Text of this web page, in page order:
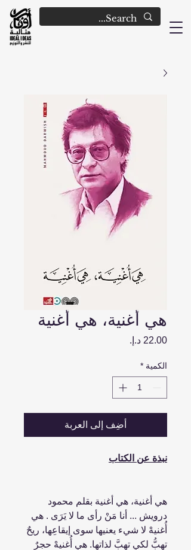
هي أغنية، هي أغنية
الكمية *
أضِف إلى العربة
نبذة عن الكتاب
هي أغنية، هي أغنية بقلم محمود
درويش ... أنا مَنْ رأى ما لا يَرَى . هي
أُغنيهْ لا شيء يعنيها سوى إيقاعِها، ريحٌ
تهبُّ لكي تهبَّ لذاتها. هي أُغنيهْ حجرٌ